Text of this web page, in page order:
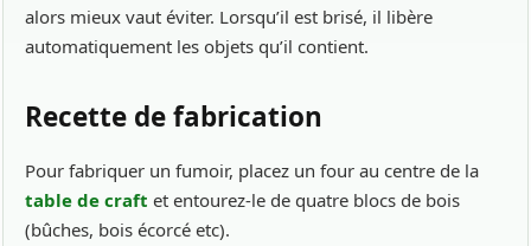
alors mieux vaut éviter. Lorsqu’il est brisé, il libère
automatiquement les objets qu’il contient.
Recette de fabrication
Pour fabriquer un fumoir, placez un four au centre de la
table de craft et entourez-le de quatre blocs de bois
(bûches, bois écorcé etc).